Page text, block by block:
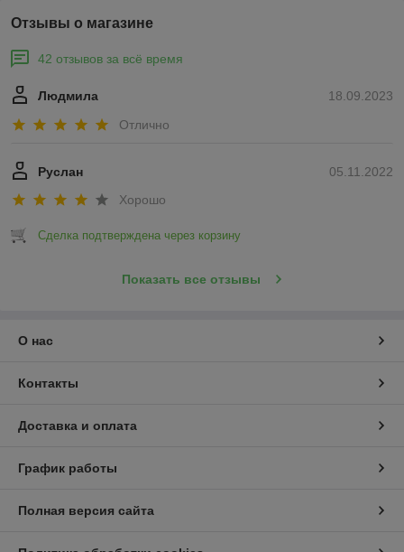
Отзывы о магазине
42 отзывов за всё время
18.09.2023
Людмила
Отлично
05.11.2022
Руслан
Хорошо
Сделка подтверждена через корзину
Показать все отзывы
О нас
Контакты
Доставка и оплата
График работы
Полная версия сайта